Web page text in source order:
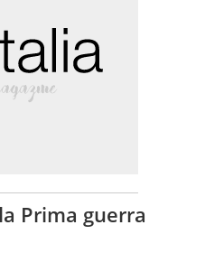
Prima guerra